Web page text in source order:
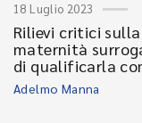
18 Luglio 2023
Rilievi critici
maternità
di qualificarla
Adelmo Manna